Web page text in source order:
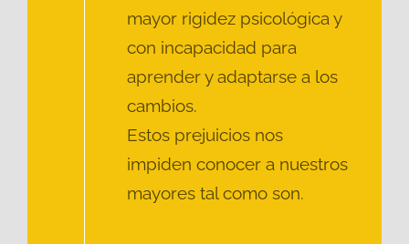
mayor rigidez psicológica y
con incapacidad para
aprender y adaptarse a los
cambios.
Estos prejuicios nos
impiden conocer a nuestros
mayores tal como son.